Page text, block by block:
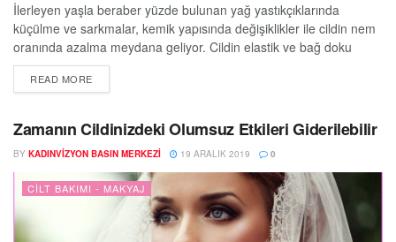
İlerleyen yaşla beraber yüzde bulunan yağ yastıkçıklarında
küçülme ve sarkmalar, kemik yapısında değişiklikler ile cildin nem
oranında azalma meydana geliyor. Cildin elastik ve bağ doku
hacminin azalmasıyla yanaklarda boşalma ve çöküntü, burun
yanında çizgiler, çene kontüründe sarkma, dudak dolgunluğunda
Bütün bu yaşlanma etkileri “hyaluranik asit” dolgularla doğal bir
görünüm verilerek giderilebiliyor....
READ MOREDETAILS
Zamanın Cildinizdeki Olumsuz Etkileri Giderilebilir
BY KADINVIZYON BASIN MERKEZI 19 ARALIK 2019 0
CILT BAKIMI - MAKYAJ